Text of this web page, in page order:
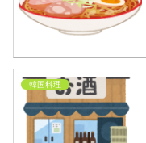
韓国料理